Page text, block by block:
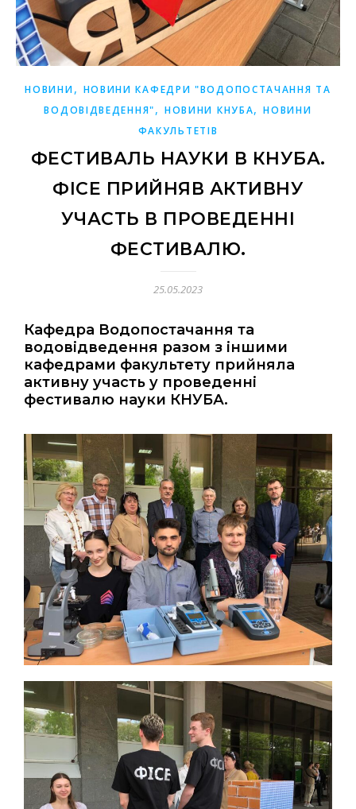
НОВИНИ, НОВИНИ КАФЕДРИ "ВОДОПОСТАЧАННЯ ТА
ВОДОВІДВЕДЕННЯ", НОВИНИ КНУБА,НОВИНИ
ФАКУЛЬТЕТІВ
ФЕСТИВАЛЬ НАУКИ В КНУБА.
ФІСЕ ПРИЙНЯВ АКТИВНУ
УЧАСТЬ В ПРОВЕДЕННІ
ФЕСТИВАЛЮ.
25.05.2023
Кафедра Водопостачання та
водовідведення разом з іншими
кафедрами факультету прийняла
активну участь у проведенні
фестивалю науки КНУБА.